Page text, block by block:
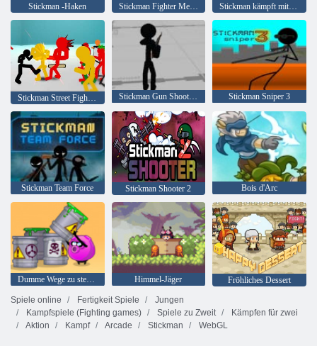
Stickman -Haken Stickman Fighter Mega Brawl Stickman kämpft mit 3D
Stickman Gun Shooter 3D Stickman Sniper 3
Stickman Team Force Stickman Shooter 2 Bois d'Arc
Dumme Wege zu sterben 2 Himmel-Jäger
Fröhliches Dessert
Spiele online
Fertigkeit Spiele
Jungen
Kampfspiele (Fighting games)
Spiele zu Zweit
Kämpfen für zwei
Aktion
Kampf Arcade Stickman WebGL